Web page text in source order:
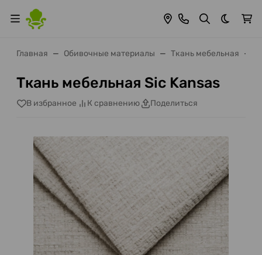
Темная
Главная Обивочные материалы Ткань мебельная
Ткань мебельная Sic Kansas
В избранное К сравнению Поделиться